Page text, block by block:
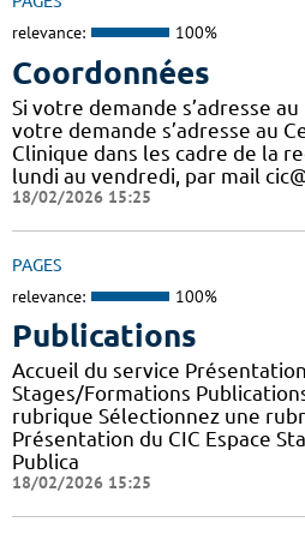
relevance: 100%
Coordonnées
Si votre demande s’adresse au
votre demande s’adresse au
Clinique dans les cadre de la
lundi au vendredi, par mail
18/02/2026 15:25
PAGES
relevance: 100%
Publications
Accueil du service
Stages/Formations
rubrique Sélectionnez une
Présentation du CIC Espace
Publica
18/02/2026 15:25